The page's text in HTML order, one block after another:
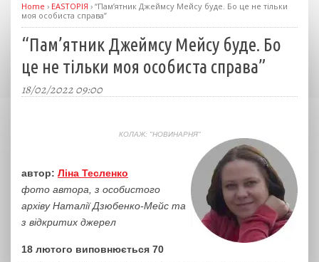
Home › EASTОРІЯ › “Пам’ятник Джеймсу Мейсу буде. Бо це не тільки
моя особиста справа”
“Пам’ятник Джеймсу Мейсу буде. Бо
це не тільки моя особиста справа”
18/02/2022 09:00
КОЛАЖ: "НОВИНАРНЯ"
автор: Ліна Тесленко
фото автора, з особистого
архіву Наталії Дзюбенко-Мейс та
з відкритих джерел
18 лютого виповнюється 70